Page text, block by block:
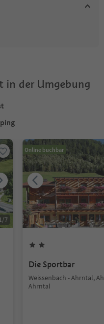
in der Umgebung
/7
Online buchbar
Die Sportbar
Weissenbach - Ahrntal,
Ahrntal